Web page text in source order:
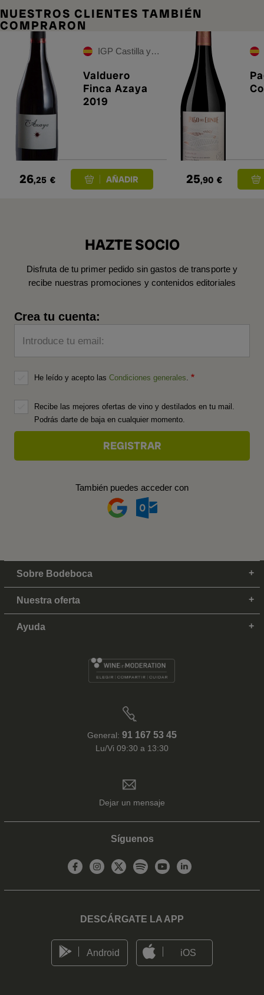
NUESTROS CLIENTES TAMBIÉN
COMPRARON
IGP Castilla y León
Valduero
Finca Azaya
2019
26,25 € 25,90 €
HAZTE SOCIO
Disfruta de tu primer pedido sin gastos de transporte y
recibe nuestras promociones y contenidos editoriales
Crea tu cuenta:
Introduce tu email:
He leído y acepto las Condiciones generales
Recibe las mejores ofertas de vino y destilados en tu mail.
Podrás darte de baja en cualquier momento.
También puedes acceder con
Sobre Bodeboca
Nuestra oferta
Ayuda
General: 91 167 53 45
Lu/Vi 09:30 a 13:30
Dejar un mensaje
Síguenos
DESCÁRGATE LA APP
Android iOS